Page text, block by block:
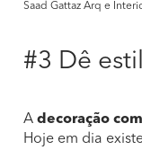
Saad Gattaz Arq e
#3 Dê
A decoração
Hoje em dia